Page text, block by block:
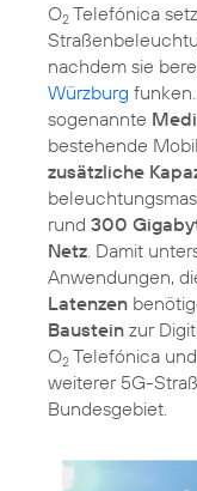
O2 Telefónica
nachdem sie
Würzburg
sogenannte
bestehende
zusätzliche
rund 300
Netz. Damit
Anwendungen,
Latenzen
Baustein zur
O2 Telefónica
weiterer 5G-
Bundesgebiet.